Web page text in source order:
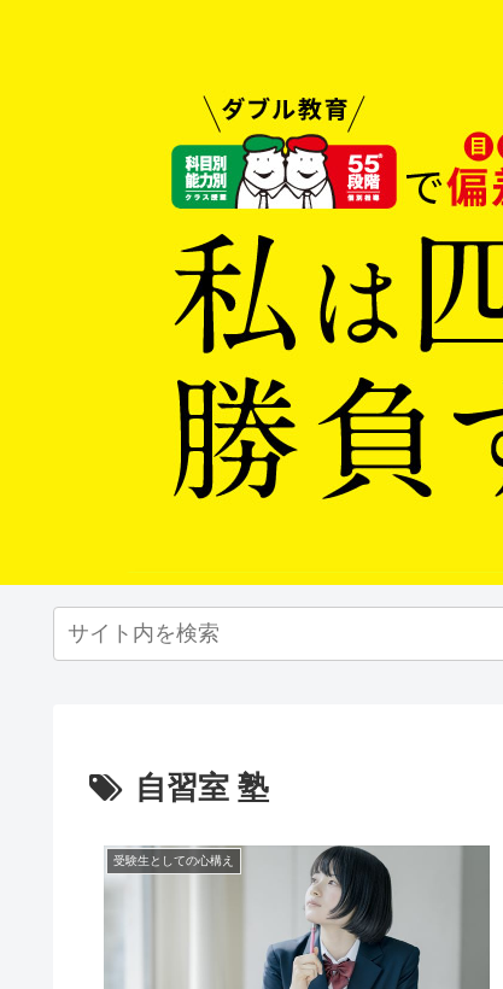
自習室 塾
受験生としての心構え